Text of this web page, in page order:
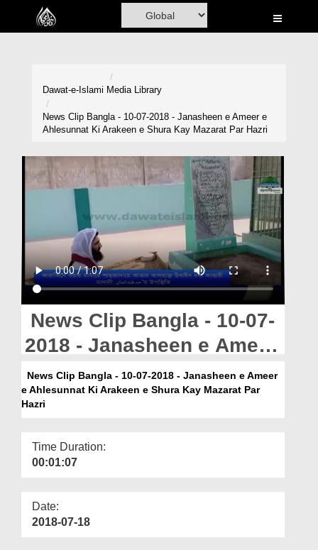
Home
Volunteer Portal
Magazine
Departments
Our Websites
More
Dawat-e-Islami Media Library
News Clip Bangla - 10-07-2018 - Janasheen e Ameer e
Ahlesunnat Ki Arakeen e Shura Kay Mazarat Par Hazri
News Clip Bangla - 10-07-
2018 - Janasheen e Ameer
e Ahlesunnat Ki Arakeen e
Shura Kay Mazarat Par
News Clip Bangla - 10-07-2018 - Janasheen e Ameer
e Ahlesunnat Ki Arakeen e Shura Kay Mazarat Par
Hazri
Time Duration:
00:01:07
Date:
2018-07-18